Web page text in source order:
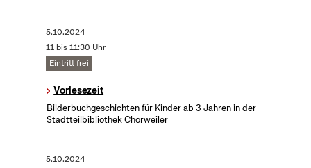
5.10.2024
11 bis 11:30 Uhr
Eintritt frei
Vorlesezeit
Bilderbuchgeschichten für Kinder ab 3 Jahren in der
Stadtteilbibliothek Chorweiler
5.10.2024